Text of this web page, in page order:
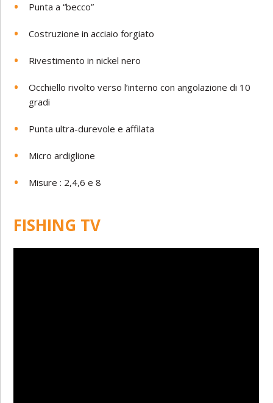
Punta a “becco”
Costruzione in acciaio forgiato
Rivestimento in nickel nero
Occhiello rivolto verso l’interno con angolazione di 10
gradi
Punta ultra-durevole e affilata
Micro ardiglione
Misure : 2,4,6 e 8
FISHING TV